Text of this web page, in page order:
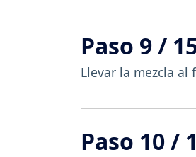
Paso 9 /
Llevar la mezcla al
Paso 10 /